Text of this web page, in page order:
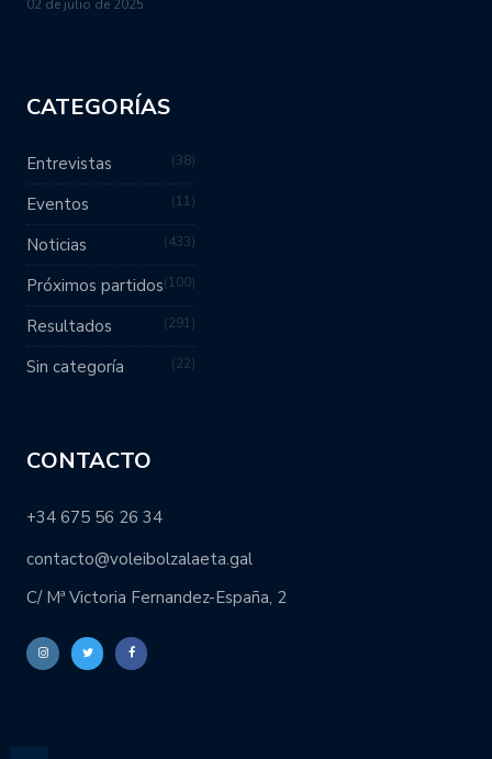
02 de julio de 2025
CATEGORÍAS
Entrevistas 38
Eventos 11
Noticias 433
Próximos partidos 100
Resultados 291
Sin categoría 22
CONTACTO
+34 675 56 26 34
contacto@voleibolzalaeta.gal
C/ Mª Victoria Fernandez-España, 2